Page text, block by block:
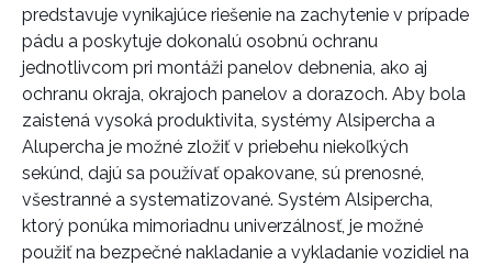
predstavuje vynikajúce riešenie na zachytenie v prípade
pádu a poskytuje dokonalú osobnú ochranu
jednotlivcom pri montáži panelov debnenia, ako aj
ochranu okraja, okrajoch panelov a dorazoch. Aby bola
zaistená vysoká produktivita, systémy Alsipercha a
Alupercha je možné zložiť v priebehu niekoľkých
sekúnd, dajú sa používať opakovane, sú prenosné,
všestranné a systematizované. Systém Alsipercha,
ktorý ponúka mimoriadnu univerzálnosť, je možné
použiť na bezpečné nakladanie a vykladanie vozidiel na